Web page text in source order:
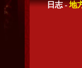
日志 -地